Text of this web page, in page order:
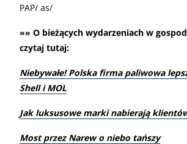
PAP/ as/
»» O bieżących wydarzeniach w
czytaj tutaj:
Niebywałe! Polska firma paliwowa
Shell i MOL
Jak luksusowe marki nabierają
Most przez Narew o niebo tańszy